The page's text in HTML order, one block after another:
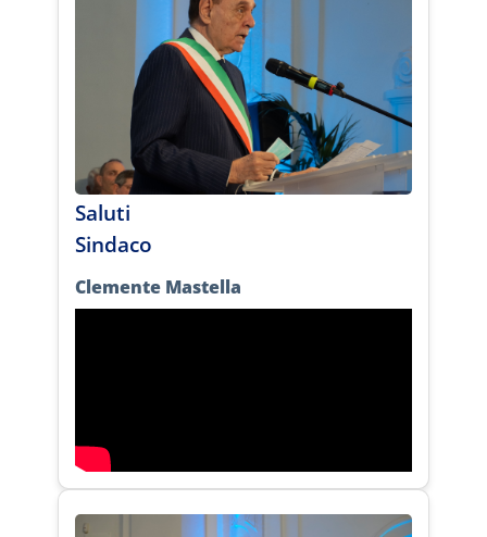
Saluti
Sindaco
Clemente Mastella